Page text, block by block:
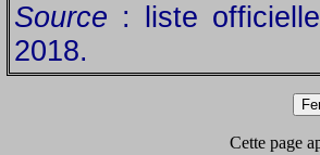
Source : liste
2018.
Cette page